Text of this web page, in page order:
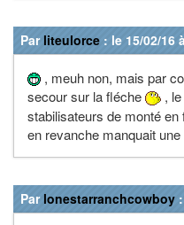
Par liteulorce : le 15/02/16
, meuh non, mais par
secour sur la fléche
,
stabilisateurs de monté
en revanche manquait
Par lonestarranchcowboy